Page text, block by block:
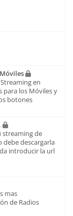
en
para los Móviles y
botones
streaming de
debe descargarla
introducir la url
mas
de Radios